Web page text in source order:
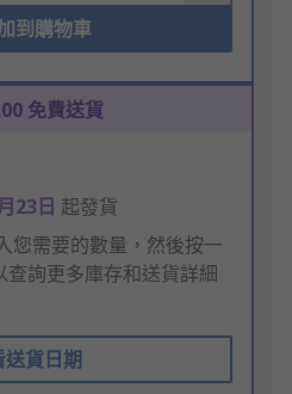
到購物車
免費送貨
23日 起發貨
需要的數量，然後按一
詢更多庫存和送貨詳細
送貨日期